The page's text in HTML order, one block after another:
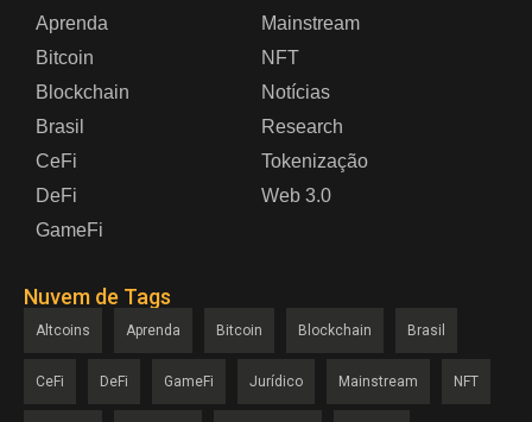
Aprenda
Bitcoin
Blockchain
Brasil
CeFi
DeFi
GameFi
Mainstream
NFT
Notícias
Research
Tokenização
Web 3.0
Nuvem de Tags
Altcoins Aprenda Bitcoin Blockchain Brasil
CeFi DeFi GameFi Jurídico Mainstream NFT